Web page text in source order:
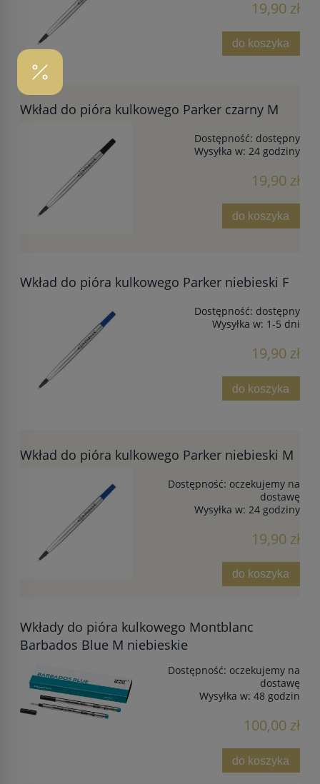
19,90 zł
do koszyka
Wkład do pióra kulkowego Parker czarny M
Dostępność: dostępny
Wysyłka w: 24 godziny
19,90 zł
do koszyka
Wkład do pióra kulkowego Parker niebieski F
Dostępność: dostępny
Wysyłka w: 1-5 dni
19,90 zł
do koszyka
Wkład do pióra kulkowego Parker niebieski M
Dostępność: oczekujemy na
dostawę
Wysyłka w: 24 godziny
19,90 zł
do koszyka
Wkłady do pióra kulkowego Montblanc
Barbados Blue M niebieskie
Dostępność: oczekujemy na
dostawę
Wysyłka w: 48 godzin
100,00 zł
do koszyka